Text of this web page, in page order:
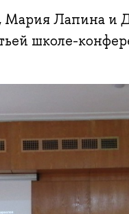
Мария Лапина и
школе-